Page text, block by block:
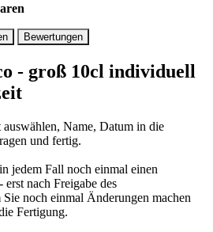
Bewertungen
- groß 10cl individuell
Name, Datum in die
und fertig.
jedem Fall noch einmal einen
nach Freigabe des
noch einmal Änderungen machen
Fertigung.